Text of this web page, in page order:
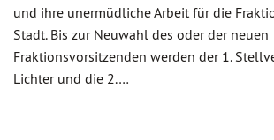
und ihre unermüdliche Arbeit für die
Stadt. Bis zur Neuwahl des oder der neuen
Fraktionsvorsitzenden werden der 1.
Lichter und die 2.…